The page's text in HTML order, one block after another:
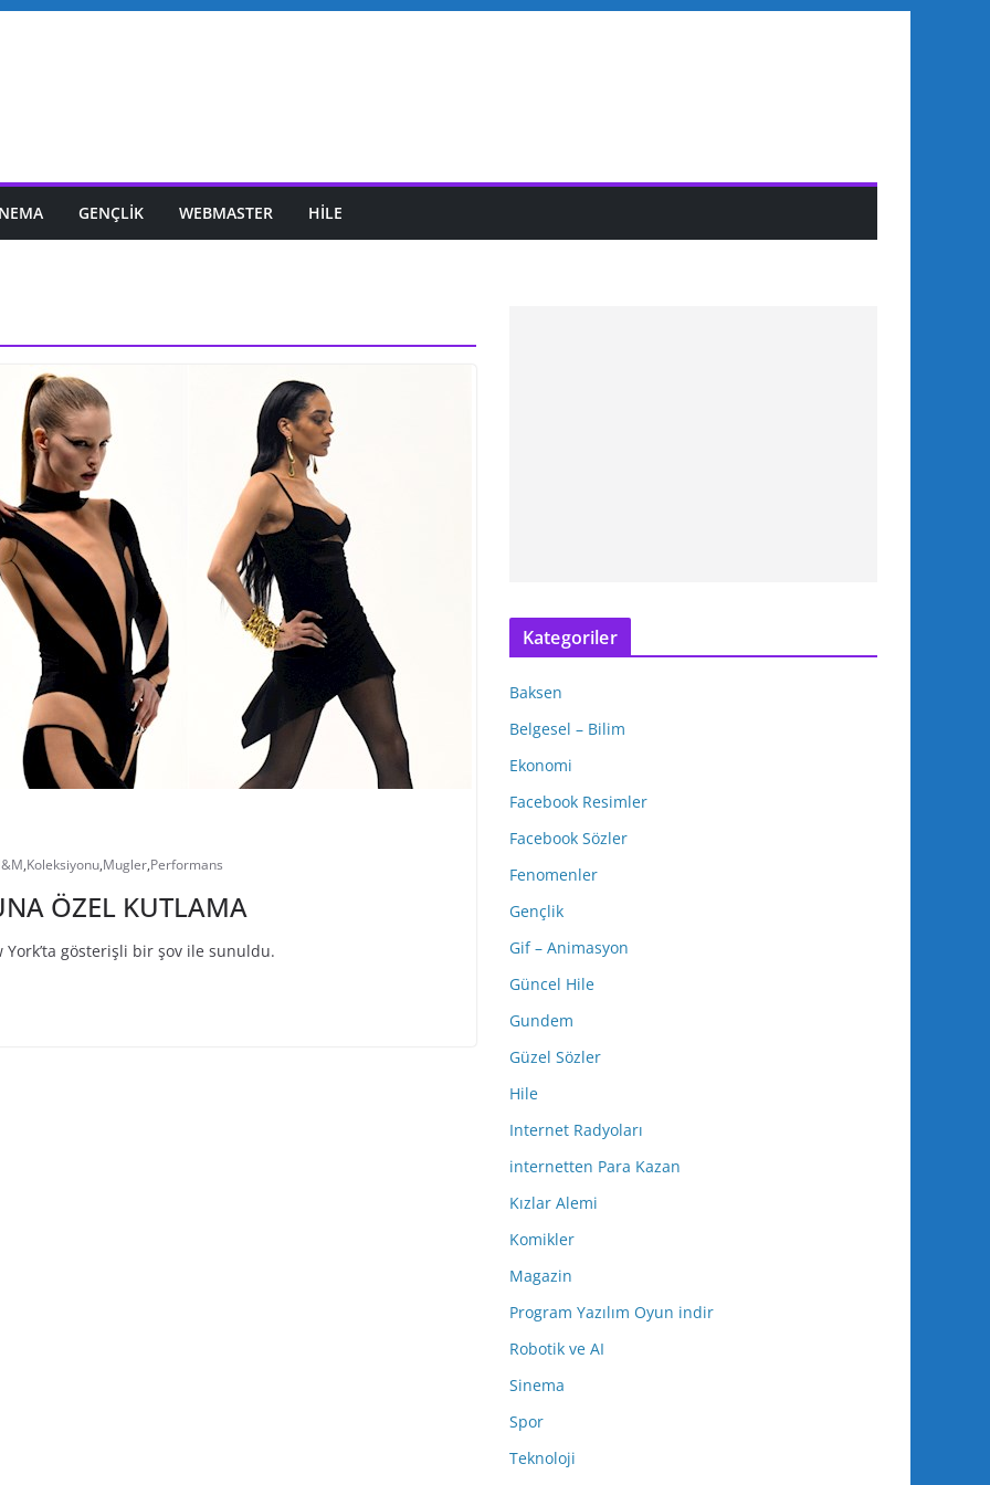
GENÇLIK WEBMASTER HILE
,Koleksiyonu,Mugler,Performans
ÖZEL KUTLAMA
gösterişli bir şov ile sunuldu.
Kategoriler
Baksen
Belgesel – Bilim
Ekonomi
Facebook Resimler
Facebook Sözler
Fenomenler
Gençlik
Gif – Animasyon
Güncel Hile
Gundem
Güzel Sözler
Hile
Internet Radyoları
internetten Para Kazan
Kızlar Alemi
Komikler
Magazin
Program Yazılım Oyun indir
Robotik ve AI
Sinema
Spor
Teknoloji